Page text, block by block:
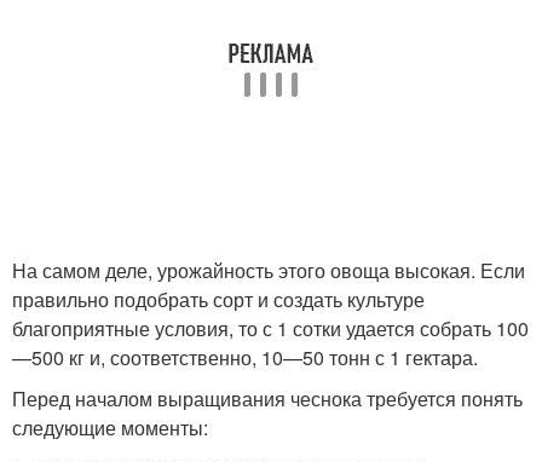
На самом деле, урожайность этого овоща высокая. Если
правильно подобрать сорт и создать культуре
благоприятные условия, то с 1 сотки удается собрать 100
—500 кг и, соответственно, 10—50 тонн с 1 гектара.
Перед началом выращивания чеснока требуется понять
следующие моменты: